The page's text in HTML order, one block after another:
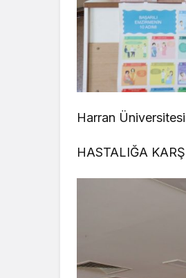
Harran Üniversitesi
HASTALIĞA